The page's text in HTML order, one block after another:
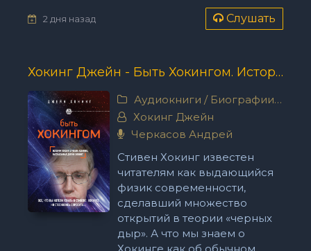
2 дня назад Слушать
Хокинг Джейн - Быть Хокингом. История жизни Стивена Хокинга, рассказанная его женой
Аудиокниги / Биографии, мемуары
Хокинг Джейн
Черкасов Андрей
Стивен Хокинг известен
читателям как выдающийся
физик современности,
сделавший множество
открытий в теории «черных
дыр». А что мы знаем о